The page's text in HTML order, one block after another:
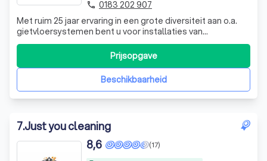
Met ruim 25 jaar ervaring in een grote diversiteit aan o.a.
gietvloersystemen bent u voor installaties van
gietvloersystemen in de particuliere en zakelijke markt bij
Beschikbaarheid
Prijsopgave
phone 0183 202 907
7.Just you cleaning
(17)
8,6